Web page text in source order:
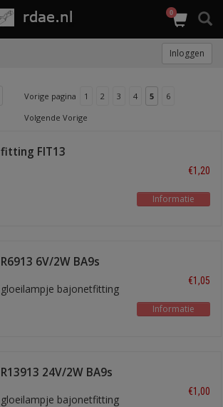
0
Inloggen
Vorige pagina 1 2 3 4 5
6
Volgende Vorige
fitting FIT13
€1,20
Informatie
R6913 6V/2W BA9s
gloeilampje bajonetfitting
€1,05
Informatie
R13913 24V/2W BA9s
gloeilampje bajonetfitting
€1,00